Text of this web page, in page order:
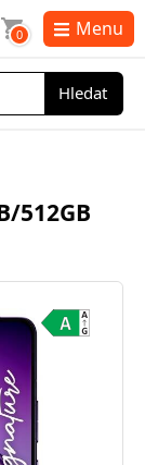
Hledat
0 Menu
512GB